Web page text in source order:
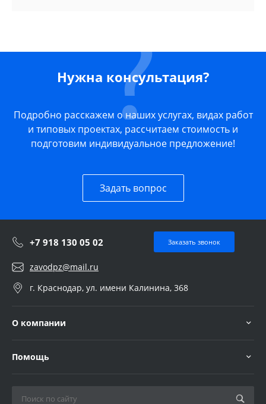
Нужна консультация?
Подробно расскажем о наших услугах, видах работ
и типовых проектах, рассчитаем стоимость и
подготовим индивидуальное предложение!
Задать вопрос
+7 918 130 05 02 Заказать звонок
zavodpz@mail.ru
г. Краснодар, ул. имени Калинина, 368
О компании
Помощь